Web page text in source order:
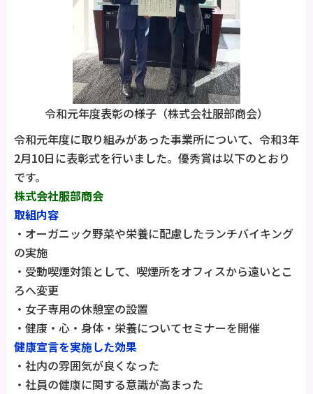
令和元年度表彰の様子（株式会社服部商会）
令和元年度に取り組みがあった事業所について、令和3年
2月10日に表彰式を行いました。優秀賞は以下のとおり
です。
株式会社服部商会
取組内容
・オーガニック野菜や栄養に配慮したランチバイキング
の実施
・受動喫煙対策として、喫煙所をオフィスから遠いとこ
ろへ変更
・女子専用の休憩室の設置
・健康・心・身体・栄養についてセミナーを開催
健康宣言を実施した効果
・社内の雰囲気が良くなった
・社員の健康に関する意識が高まった